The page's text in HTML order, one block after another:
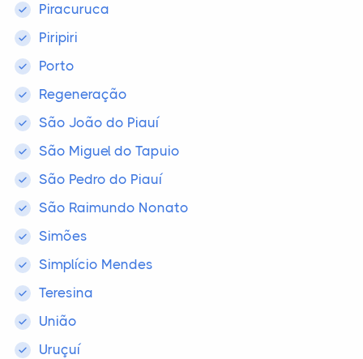
Piracuruca
Piripiri
Porto
Regeneração
São João do Piauí
São Miguel do Tapuio
São Pedro do Piauí
São Raimundo Nonato
Simões
Simplício Mendes
Teresina
União
Uruçuí